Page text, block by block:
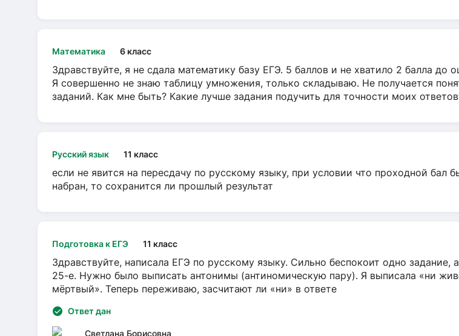
Математика 6 класс
Здравствуйте, я не сдала математику базу ЕГЭ. 5 баллов и не хватило 2 балла до
Я совершенно не знаю таблицу умножения, только складываю. Не получается
заданий. Как мне быть? Какие лучше задания подучить для точности моих
Русский язык 11 класс
если не явится на пересдачу по русскому языку, при условии что проходной бал
набран, то сохранится ли прошлый результат
Подготовка к ЕГЭ 11 класс
Здравствуйте, написала ЕГЭ по русскому языку. Сильно беспокоит одно задание,
25-е. Нужно было выписать антонимы (антиномическую пару). Я выписала «ни
мёртвый». Теперь переживаю, засчитают ли «ни» в ответе
Ответ дан
Светлана Борисовна